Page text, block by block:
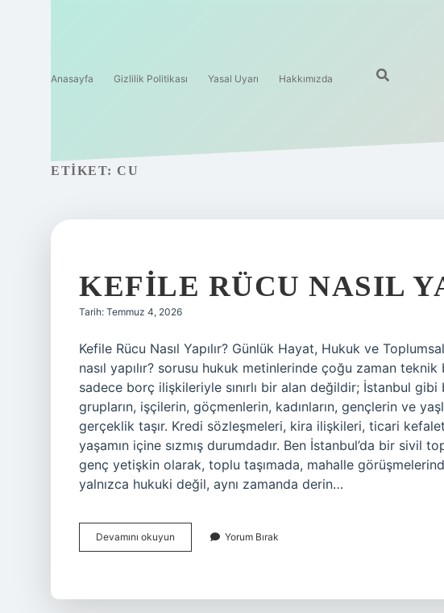
Anasayfa Gizlilik Politikası Yasal Uyarı Hakkımızda
ETIKET: CU
KEFILE RÜCU NASIL
Tarih: Temmuz 4, 2026
Kefile Rücu Nasıl Yapılır? Günlük Hayat, Hukuk ve
nasıl yapılır? sorusu hukuk metinlerinde çoğu zaman
sadece borç ilişkileriyle sınırlı bir alan değildir; İstanbul
grupların, işçilerin, göçmenlerin, kadınların, gençlerin ve
gerçeklik taşır. Kredi sözleşmeleri, kira ilişkileri, ticari
yaşamın içine sızmış durumdadır. Ben İstanbul’da bir sivil
genç yetişkin olarak, toplu taşımada, mahalle
yalnızca hukuki değil, aynı zamanda derin…
Devamını okuyun
rücu
Yorum Bırak